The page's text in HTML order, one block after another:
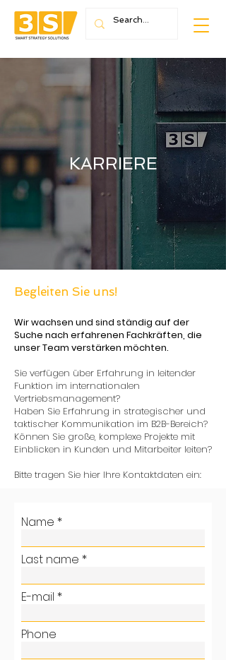
KARRIERE
Begleiten Sie uns!
Wir wachsen und sind ständig auf der
Suche nach erfahrenen Fachkräften, die
unser Team verstärken möchten.
Sie verfügen über Erfahrung in leitender
Funktion im internationalen
Vertriebsmanagement?
Haben Sie Erfahrung in strategischer und
taktischer Kommunikation im B2B-Bereich?
Können Sie große, komplexe Projekte mit
Einblicken in Kunden und Mitarbeiter leiten?
Bitte tragen Sie hier Ihre Kontaktdaten ein:
Name
Last name
E-mail
Phone